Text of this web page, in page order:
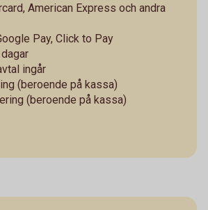
American Express och andra
Pay, Click to Pay
ingår
(beroende på kassa)
(beroende på kassa)